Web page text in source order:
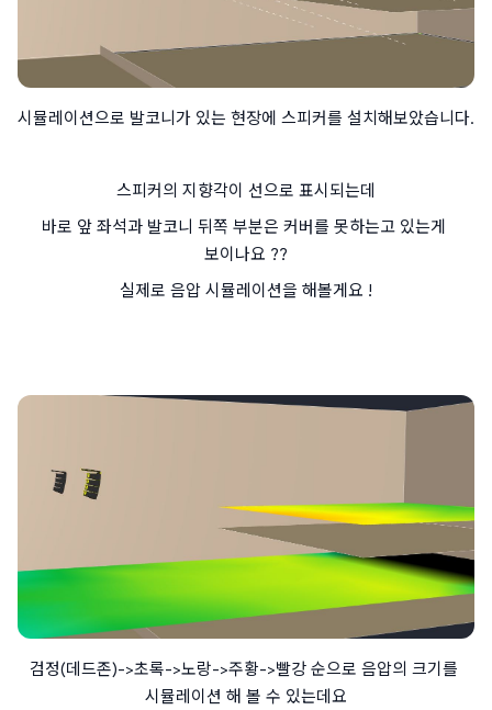
시뮬레이션으로 발코니가 있는 현장에 스피커를 설치해보았습니다.
스피커의 지향각이 선으로 표시되는데
바로 앞 좌석과 발코니 뒤쪽 부분은 커버를 못하는고 있는게
보이나요 ??
실제로 음압 시뮬레이션을 해볼게요 !
검정(데드존)->초록->노랑->주황->빨강 순으로 음압의 크기를
시뮬레이션 해 볼 수 있는데요